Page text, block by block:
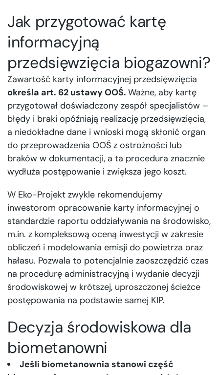
Jak przygotować kartę
informacyjną
przedsięwzięcia biogazowni?
Zawartość karty informacyjnej przedsięwzięcia
określa art. 62 ustawy OOŚ. Ważne, aby kartę
przygotował doświadczony zespół specjalistów –
błędy i braki opóźniają realizację przedsięwzięcia,
a niedokładne dane i wnioski mogą skłonić organ
do przeprowadzenia OOŚ z ostrożności lub
braków w dokumentacji, a ta procedura znacznie
wydłuża postępowanie i zwiększa jego koszt.
W Eko-Projekt zwykle rekomendujemy
inwestorom opracowanie karty informacyjnej o
standardzie raportu oddziaływania na środowisko,
m.in. z kompleksową oceną inwestycji w zakresie
obliczeń i modelowania emisji do powietrza oraz
hałasu. Pozwala to potencjalnie zaoszczędzić czas
na procedurę administracyjną i wydanie decyzji
środowiskowej w krótszej, uproszczonej ścieżce
postępowania na podstawie samej KIP.
Decyzja środowiskowa dla
biometanowni
Jeśli biometanownia stanowi część